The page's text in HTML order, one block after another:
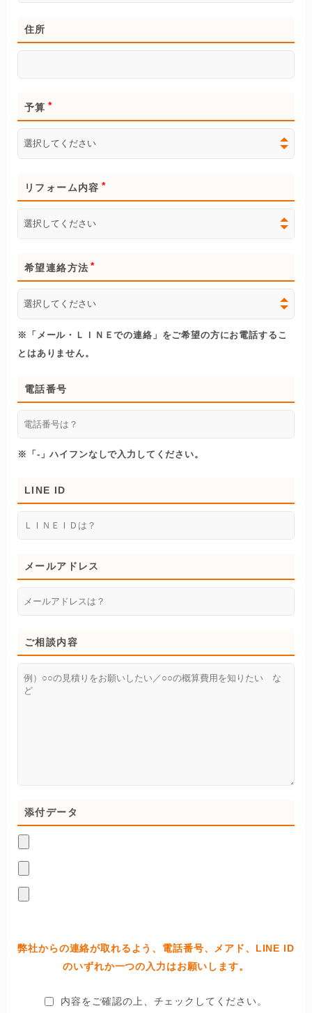
住所
予算
リフォーム内容
希望連絡方法
※「メール・ＬＩＮＥでの連絡」をご希望の方にお電話するこ
とはありません。
電話番号
※「-」ハイフンなしで入力してください。
LINE ID
メールアドレス
ご相談内容
添付データ
弊社からの連絡が取れるよう、電話番号、メアド、LINE ID
のいずれか一つの入力はお願いします。
内容をご確認の上、チェックしてください。